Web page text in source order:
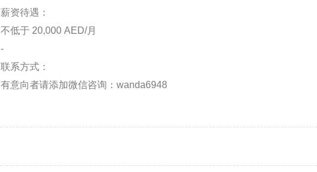
薪资待遇：
不低于 20,000 AED/月
-
联系方式：
有意向者请添加微信咨询：wanda6948